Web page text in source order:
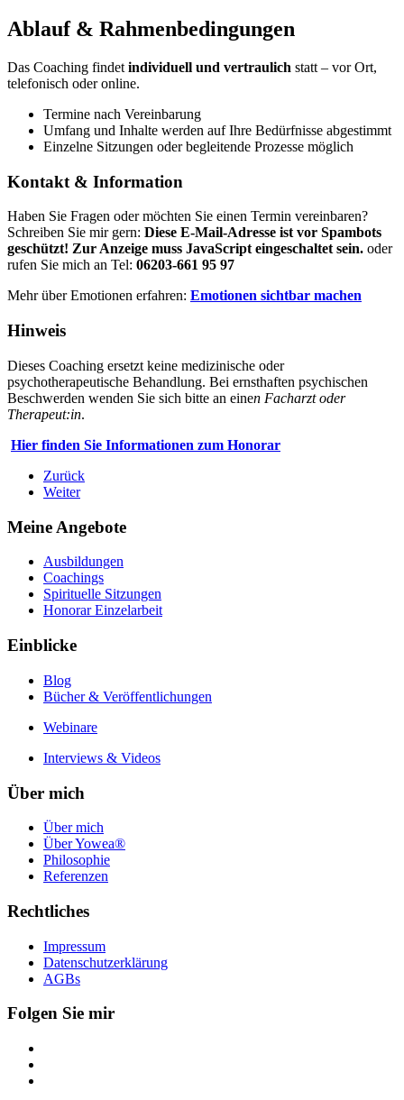
Ablauf & Rahmenbedingungen
Das Coaching findet individuell und vertraulich statt – vor Ort,
telefonisch oder online.
Termine nach Vereinbarung
Umfang und Inhalte werden auf Ihre Bedürfnisse abgestimmt
Einzelne Sitzungen oder begleitende Prozesse möglich
Kontakt & Information
Haben Sie Fragen oder möchten Sie einen Termin vereinbaren?
Schreiben Sie mir gern: Diese E-Mail-Adresse ist vor Spambots
geschützt! Zur Anzeige muss JavaScript eingeschaltet sein. oder
rufen Sie mich an Tel: 06203-661 95 97
Mehr über Emotionen erfahren: Emotionen sichtbar machen
Hinweis
Dieses Coaching ersetzt keine medizinische oder
psychotherapeutische Behandlung. Bei ernsthaften psychischen
Beschwerden wenden Sie sich bitte an einen Facharzt oder
Therapeut:in.
Hier finden Sie Informationen zum Honorar
Zurück
Weiter
Meine Angebote
Ausbildungen
Coachings
Spirituelle Sitzungen
Honorar Einzelarbeit
Einblicke
Blog
Bücher & Veröffentlichungen
Webinare
Interviews & Videos
Über mich
Über mich
Über Yowea®
Philosophie
Referenzen
Rechtliches
Impressum
Datenschutzerklärung
AGBs
Folgen Sie mir